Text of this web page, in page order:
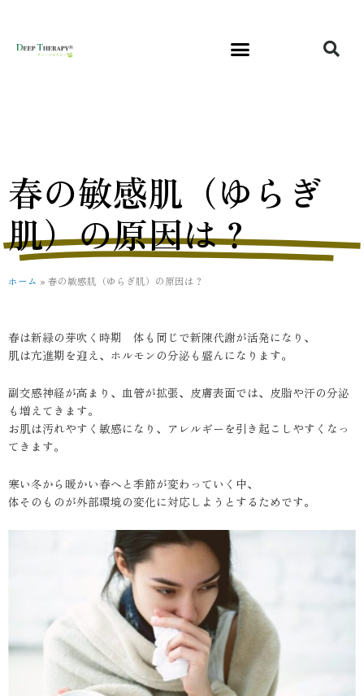
春の敏感肌（ゆらぎ
肌）の原因は？
ホーム » 春の敏感肌（ゆらぎ肌）の原因は？
春は新緑の芽吹く時期 体も同じで新陳代謝が活発になり、
肌は亢進期を迎え、ホルモンの分泌も盛んになります。
副交感神経が高まり、血管が拡張、皮膚表面では、皮脂や汗の分泌
も増えてきます。
お肌は汚れやすく敏感になり、アレルギーを引き起こしやすくなっ
てきます。
寒い冬から暖かい春へと季節が変わっていく中、
体そのものが外部環境の変化に対応しようとするためです。